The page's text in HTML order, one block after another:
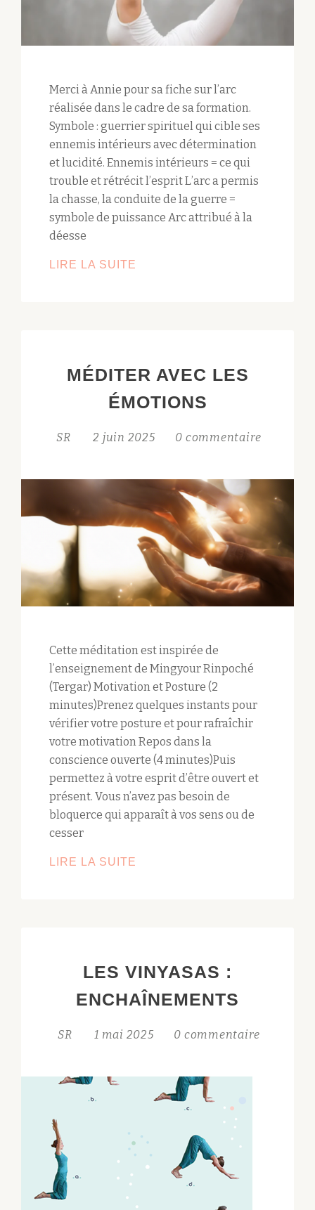
Merci à Annie pour sa fiche sur l’arc
réalisée dans le cadre de sa formation.
Symbole : guerrier spirituel qui cible ses
ennemis intérieurs avec détermination
et lucidité. Ennemis intérieurs = ce qui
trouble et rétrécit l’esprit L’arc a permis
la chasse, la conduite de la guerre =
symbole de puissance Arc attribué à la
déesse
LIRE LA SUITE
MÉDITER AVEC LES
ÉMOTIONS
SR 2 juin 2025 0 commentaire
Cette méditation est inspirée de
l’enseignement de Mingyour Rinpoché
(Tergar) Motivation et Posture (2
minutes)Prenez quelques instants pour
vérifier votre posture et pour rafraîchir
votre motivation Repos dans la
conscience ouverte (4 minutes)Puis
permettez à votre esprit d’être ouvert et
présent. Vous n’avez pas besoin de
bloquerce qui apparaît à vos sens ou de
cesser
LIRE LA SUITE
LES VINYASAS :
ENCHAÎNEMENTS
SR 1 mai 2025 0 commentaire